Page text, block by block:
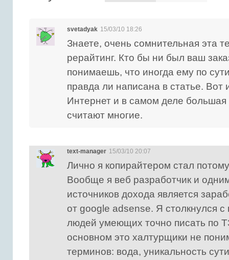
svetadyak 15/03/10 18:26
Знаете, очень сомнительная эта
рерайтинг. Кто бы ни был ваш
понимаешь, что иногда ему по
правда ли написана в статье. Вот
Интернет и в самом деле большая
считают многие.
text-manager 15/03/10 20:07
Лично я копирайтером стал
Вообще я веб разработчик и
источников дохода является
от google adsense. Я столкнулся
людей умеющих точно писать по
основном это халтурщики не
терминов: вода, уникальность